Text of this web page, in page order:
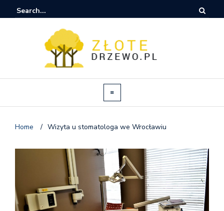
Home / Wizyta u stomatologa we Wrocławiu